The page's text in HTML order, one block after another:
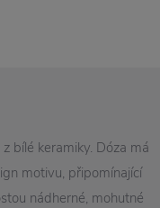
bílé keramiky. Dóza má
motivu, připomínající
nádherné, mohutné